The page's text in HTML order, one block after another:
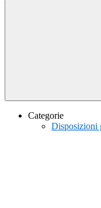
Categorie
Disposizioni